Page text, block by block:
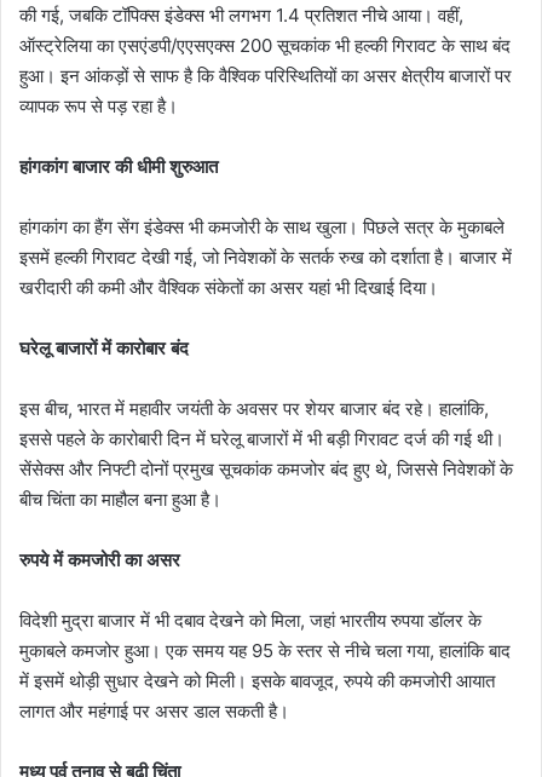
की गई, जबकि टॉपिक्स इंडेक्स भी लगभग 1.4 प्रतिशत नीचे आया। वहीं,
ऑस्ट्रेलिया का एसएंडपी/एएसएक्स 200 सूचकांक भी हल्की गिरावट के साथ बंद
हुआ। इन आंकड़ों से साफ है कि वैश्विक परिस्थितियों का असर क्षेत्रीय बाजारों पर
व्यापक रूप से पड़ रहा है।
हांगकांग बाजार की धीमी शुरुआत
हांगकांग का हैंग सेंग इंडेक्स भी कमजोरी के साथ खुला। पिछले सत्र के मुकाबले
इसमें हल्की गिरावट देखी गई, जो निवेशकों के सतर्क रुख को दर्शाता है। बाजार में
खरीदारी की कमी और वैश्विक संकेतों का असर यहां भी दिखाई दिया।
घरेलू बाजारों में कारोबार बंद
इस बीच, भारत में महावीर जयंती के अवसर पर शेयर बाजार बंद रहे। हालांकि,
इससे पहले के कारोबारी दिन में घरेलू बाजारों में भी बड़ी गिरावट दर्ज की गई थी।
सेंसेक्स और निफ्टी दोनों प्रमुख सूचकांक कमजोर बंद हुए थे, जिससे निवेशकों के
बीच चिंता का माहौल बना हुआ है।
रुपये में कमजोरी का असर
विदेशी मुद्रा बाजार में भी दबाव देखने को मिला, जहां भारतीय रुपया डॉलर के
मुकाबले कमजोर हुआ। एक समय यह 95 के स्तर से नीचे चला गया, हालांकि बाद
में इसमें थोड़ी सुधार देखने को मिली। इसके बावजूद, रुपये की कमजोरी आयात
लागत और महंगाई पर असर डाल सकती है।
मध्य पूर्व तनाव से बढ़ी चिंता